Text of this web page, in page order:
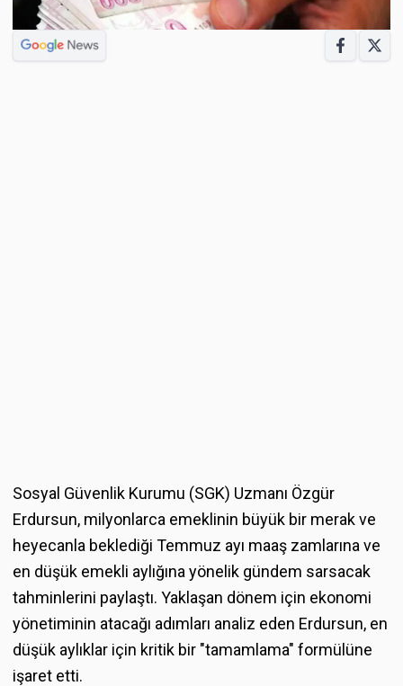
Sosyal Güvenlik Kurumu (SGK) Uzmanı Özgür
Erdursun, milyonlarca emeklinin büyük bir merak ve
heyecanla beklediği Temmuz ayı maaş zamlarına ve
en düşük emekli aylığına yönelik gündem sarsacak
tahminlerini paylaştı. Yaklaşan dönem için ekonomi
yönetiminin atacağı adımları analiz eden Erdursun, en
düşük aylıklar için kritik bir "tamamlama" formülüne
işaret etti.